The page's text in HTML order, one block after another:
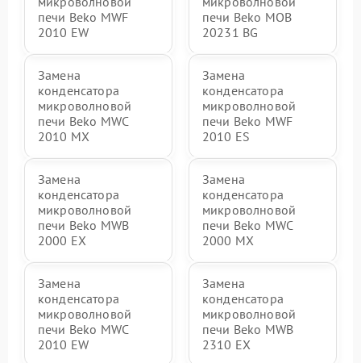
печи Beko MWF
2010 EW
печи Beko MOB
20231 BG
Замена
конденсатора
микроволновой
печи Beko MWC
2010 MX
Замена
конденсатора
микроволновой
печи Beko MWF
2010 ES
Замена
конденсатора
микроволновой
печи Beko MWB
2000 EX
Замена
конденсатора
микроволновой
печи Beko MWC
2000 MX
Замена
конденсатора
микроволновой
печи Beko MWC
2010 EW
Замена
конденсатора
микроволновой
печи Beko MWB
2310 EX